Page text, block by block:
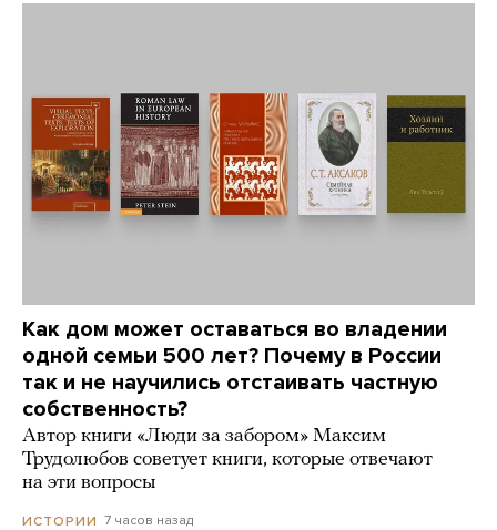
Как дом может оставаться во владении
одной семьи 500 лет? Почему в России
так и не научились отстаивать частную
собственность?
Автор книги «Люди за забором» Максим
Трудолюбов советует книги, которые отвечают
на эти вопросы
ИСТОРИИ 7 часов назад